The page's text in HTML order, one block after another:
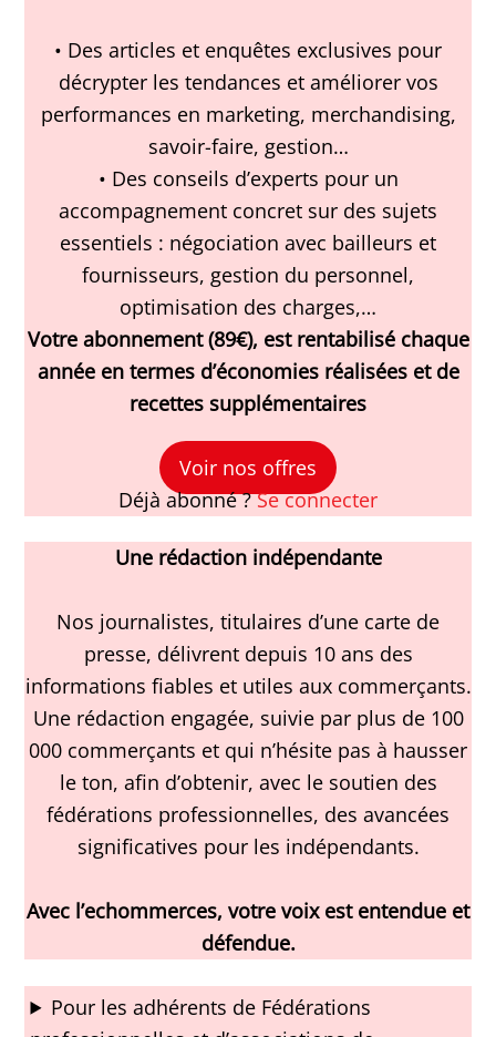
• Des articles et enquêtes exclusives pour
décrypter les tendances et améliorer vos
performances en marketing, merchandising,
savoir-faire, gestion…
• Des conseils d’experts pour un
accompagnement concret sur des sujets
essentiels : négociation avec bailleurs et
fournisseurs, gestion du personnel,
optimisation des charges,…
Votre abonnement (89€), est rentabilisé chaque
année en termes d’économies réalisées et de
recettes supplémentaires
Voir nos offres
Déjà abonné ?Se connecter
Une rédaction indépendante
Nos journalistes, titulaires d’une carte de
presse, délivrent depuis 10 ans des
informations fiables et utiles aux commerçants.
Une rédaction engagée, suivie par plus de 100
000 commerçants et qui n’hésite pas à hausser
le ton, afin d’obtenir, avec le soutien des
fédérations professionnelles, des avancées
significatives pour les indépendants.
Avec l’echommerces, votre voix est entendue et
défendue.
Pour les adhérents de Fédérations